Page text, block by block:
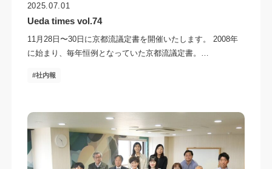
2025.07.01
Ueda times vol.74
11月28日〜30日に京都流議定書を開催いたします。 2008年
に始まり、毎年恒例となっていた京都流議定書。…
社内報